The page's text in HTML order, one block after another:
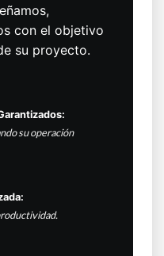
con el objetivo
su proyecto.
su operación